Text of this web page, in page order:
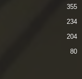
355
234
204
80